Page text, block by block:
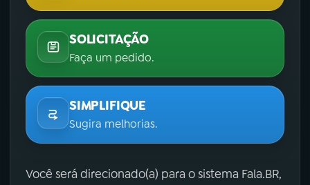
SOLICITAÇÃO
Faça um pedido.
SIMPLIFIQUE
Sugira melhorias.
Você será direcionado(a) para o sistema Fala.BR,